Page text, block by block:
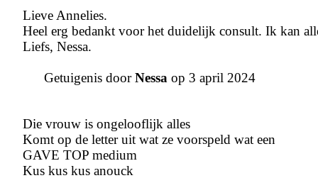
Lieve Annelies.
Heel erg bedankt voor het duidelijk consult. Ik kan
Liefs, Nessa.
Getuigenis doorNessa op 3 april 2024
Die vrouw is ongelooflijk alles
Komt op de letter uit wat ze voorspeld wat een
GAVE TOP medium
Kus kus kus anouck